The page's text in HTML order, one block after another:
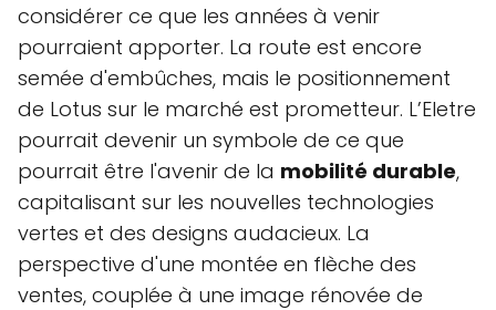
considérer ce que les années à venir
pourraient apporter. La route est encore
semée d'embûches, mais le positionnement
de Lotus sur le marché est prometteur. L’Eletre
pourrait devenir un symbole de ce que
pourrait être l'avenir de la mobilité durable,
capitalisant sur les nouvelles technologies
vertes et des designs audacieux. La
perspective d'une montée en flèche des
ventes, couplée à une image rénovée de